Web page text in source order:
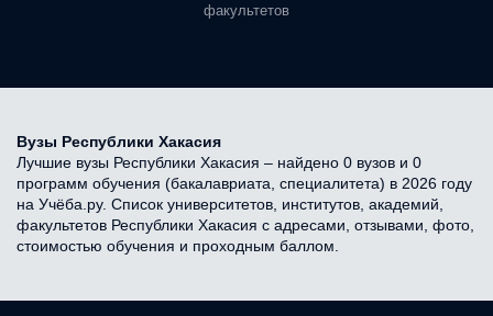
факультетов
Вузы Республики Хакасия
Лучшие вузы Республики Хакасия – найдено 0 вузов и 0
программ обучения (бакалавриата, специалитета) в 2026 году
на Учёба.ру. Список университетов, институтов, академий,
факультетов Республики Хакасия с адресами, отзывами, фото,
стоимостью обучения и проходным баллом.